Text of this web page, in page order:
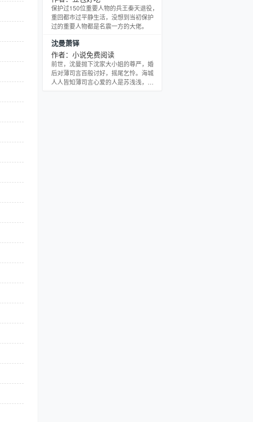
保护过150位重要人物的兵王秦天退役，
重回都市过平静生活，没想到当初保护
过的重要人物都是名震一方的大佬。
沈曼萧铎
作者：小说免费阅读
前世，沈曼抛下沈家大小姐的尊严，婚
后对薄司言百般讨好，摇尾乞怜。海城
人人皆知薄司言心爱的人是苏浅浅，她